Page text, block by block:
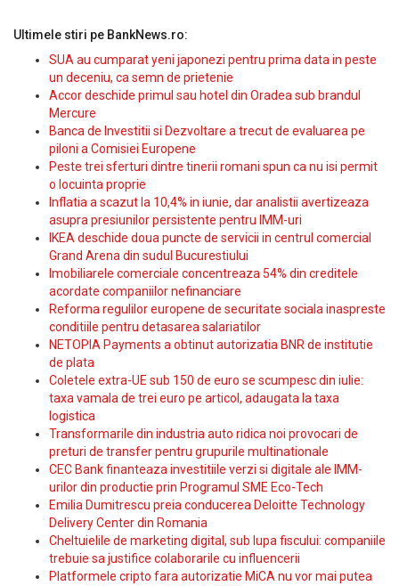
Ultimele stiri pe BankNews.ro:
SUA au cumparat yeni japonezi pentru prima data in peste
un deceniu, ca semn de prietenie
Accor deschide primul sau hotel din Oradea sub brandul
Mercure
Banca de Investitii si Dezvoltare a trecut de evaluarea pe
piloni a Comisiei Europene
Peste trei sferturi dintre tinerii romani spun ca nu isi permit
o locuinta proprie
Inflatia a scazut la 10,4% in iunie, dar analistii avertizeaza
asupra presiunilor persistente pentru IMM-uri
IKEA deschide doua puncte de servicii in centrul comercial
Grand Arena din sudul Bucurestiului
Imobiliarele comerciale concentreaza 54% din creditele
acordate companiilor nefinanciare
Reforma regulilor europene de securitate sociala inaspreste
conditiile pentru detasarea salariatilor
NETOPIA Payments a obtinut autorizatia BNR de institutie
de plata
Coletele extra-UE sub 150 de euro se scumpesc din iulie:
taxa vamala de trei euro pe articol, adaugata la taxa
logistica
Transformarile din industria auto ridica noi provocari de
preturi de transfer pentru grupurile multinationale
CEC Bank finanteaza investitiile verzi si digitale ale IMM-
urilor din productie prin Programul SME Eco-Tech
Emilia Dumitrescu preia conducerea Deloitte Technology
Delivery Center din Romania
Cheltuielile de marketing digital, sub lupa fiscului: companiile
trebuie sa justifice colaborarile cu influencerii
Platformele cripto fara autorizatie MiCA nu vor mai putea